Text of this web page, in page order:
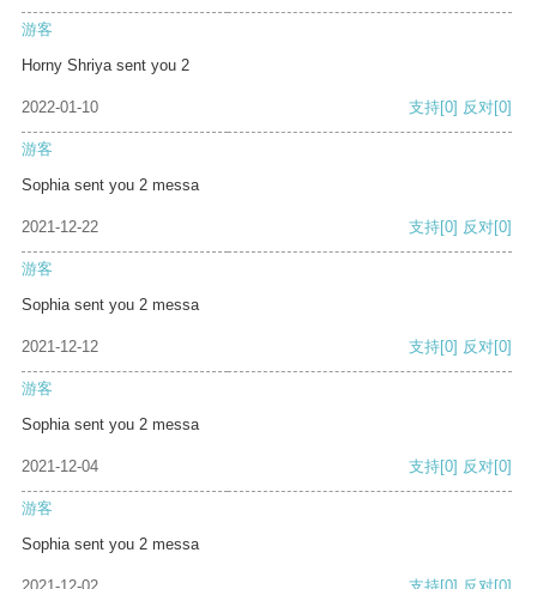
游客
Horny Shriya sent you 2
2022-01-10 支持[0] 反对[0]
游客
Sophia sent you 2 messa
2021-12-22 支持[0] 反对[0]
游客
Sophia sent you 2 messa
2021-12-12 支持[0] 反对[0]
游客
Sophia sent you 2 messa
2021-12-04 支持[0] 反对[0]
游客
Sophia sent you 2 messa